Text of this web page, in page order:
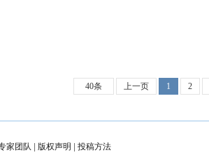
40条 上一页 1 2
家团队 版权声明
投稿方法